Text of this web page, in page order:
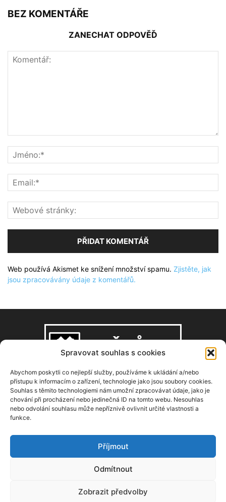
Spravovat souhlas s cookies
Abychom poskytli co nejlepší služby, používáme k ukládání a/nebo
přístupu k informacím o zařízení, technologie jako jsou soubory cookies.
Souhlas s těmito technologiemi nám umožní zpracovávat údaje, jako je
chování při procházení nebo jedinečná ID na tomto webu. Nesouhlas
nebo odvolání souhlasu může nepříznivě ovlivnit určité vlastnosti a
funkce.
Příjmout
Odmítnout
Zobrazit předvolby
BEZ KOMENTÁŘE
ZANECHAT ODPOVĚĎ
Web používá Akismet ke snížení množství spamu. Zjistěte, jak
jsou zpracovávány údaje z komentářů.
O NÁS
NÁSLEDUJ NÁS